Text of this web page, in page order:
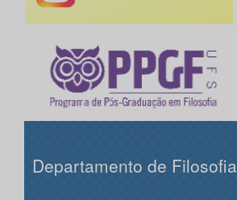
Departamento de Filosofia